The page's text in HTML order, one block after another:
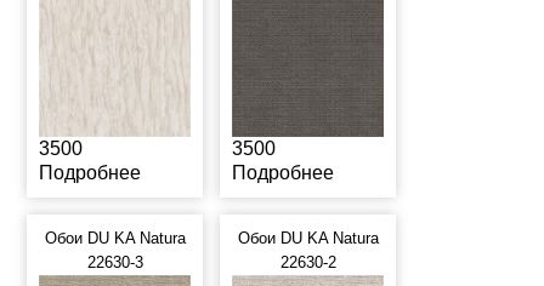
3500
Подробнее
3500
Подробнее
Обои DU KA Natura
22630-3
Обои DU KA Natura
22630-2